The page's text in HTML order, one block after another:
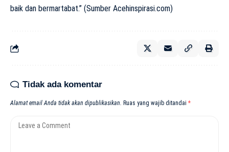
baik dan bermartabat.” (Sumber Acehinspirasi.com)
Tidak ada komentar
Alamat email Anda tidak akan dipublikasikan. Ruas yang wajib ditandai *